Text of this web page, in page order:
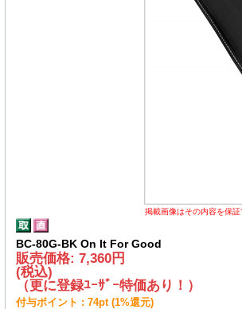
掲載画像はその内容を保
BC-80G-BK On It For Good
販売価格: 7,360円
(税込)
（更に登録ﾕｰｻﾞｰ特価あり！）
付与ポイント : 74pt (1%還元)